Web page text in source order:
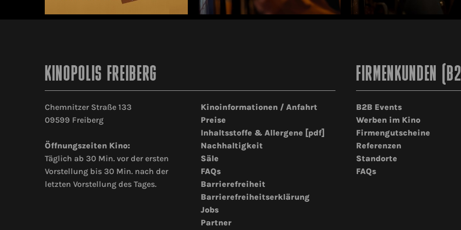
KINOPOLIS FREIBERG
Chemnitzer Straße 133
09599 Freiberg
Öffnungszeiten Kino:
Täglich ab 30 Min. vor der ersten
Vorstellung bis 30 Min. nach der
letzten Vorstellung des Tages.
Kinoinformationen / Anfahrt
Preise
Inhaltsstoffe & Allergene [pdf]
Nachhaltigkeit
Säle
FAQs
Barrierefreiheit
Barrierefreiheitserklärung
Jobs
Partner
FIRMENKUNDEN
B2B Events
Werben im Kino
Firmengutscheine
Referenzen
Standorte
FAQs